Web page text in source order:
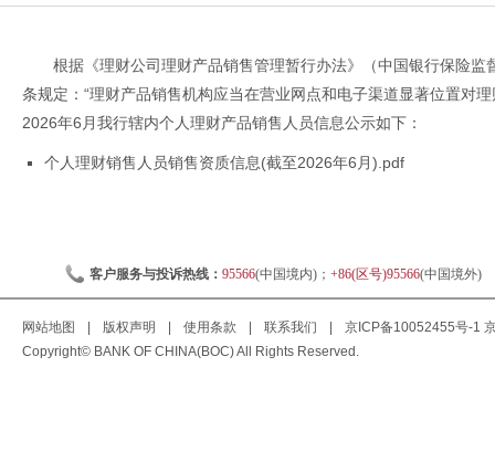
根据《理财公司理财产品销售管理暂行办法》（中国银行保险
条规定：“理财产品销售机构应当在营业网点和电子渠道显著位置对
2026年6月我行辖内个人理财产品销售人员信息公示如下：
个人理财销售人员销售资质信息(截至2026年6月).pdf
客户服务与投诉热线： 95566(中国境内)； +86(区号)95566(中国境外)
网站地图 版权声明 使用条款 联系我们 京ICP备10052455号-1
Copyright© BANK OF CHINA(BOC) All Rights Reserved.